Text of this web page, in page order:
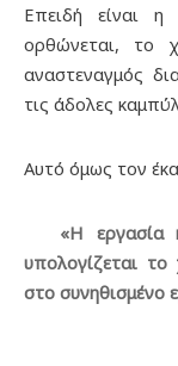
Επειδή είναι
ορθώνεται, το
αναστεναγμός
τις άδολες
Αυτό όμως τον
«Η εργασία
υπολογίζεται το
στο συνηθισμένο